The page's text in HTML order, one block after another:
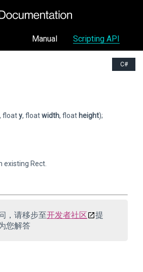
Manual Scripting API
C#
, floaty, floatwidth, float height);
existing Rect.
，请移步至开发者社区
提
您解答